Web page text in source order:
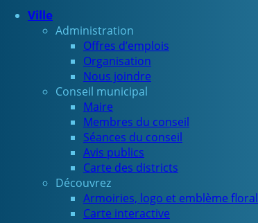
Ville
Administration
Offres d’emplois
Organisation
Nous joindre
Conseil municipal
Maire
Membres du conseil
Séances du conseil
Avis publics
Carte des districts
Découvrez
Armoiries, logo et emblème floral
Carte interactive